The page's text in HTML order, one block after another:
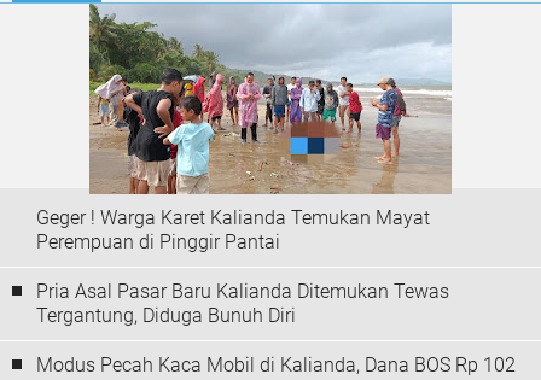
Geger ! Warga Karet Kalianda Temukan Mayat
Perempuan di Pinggir Pantai
Pria Asal Pasar Baru Kalianda Ditemukan Tewas
Tergantung, Diduga Bunuh Diri
Modus Pecah Kaca Mobil di Kalianda, Dana BOS Rp 102